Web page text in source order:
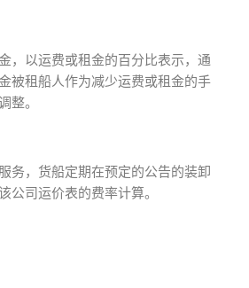
，以运费或租金的百分比表示，通
被租船人作为减少运费或租金的手
整。
务，货船定期在预定的公告的装卸
公司运价表的费率计算。